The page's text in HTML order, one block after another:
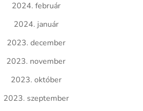
2024. február
2024. január
2023. december
2023. november
2023. október
2023. szeptember